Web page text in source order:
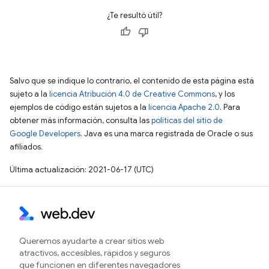
¿Te resultó útil?
Salvo que se indique lo contrario, el contenido de esta página está
sujeto a la licencia Atribución 4.0 de Creative Commons, y los
ejemplos de código están sujetos a la licencia Apache 2.0. Para
obtener más información, consulta laspolíticas del sitio de
Google Developers. Java es una marca registrada de Oracle o sus
afiliados.
Última actualización: 2021-06-17 (UTC)
Queremos ayudarte a crear sitios web
atractivos, accesibles, rápidos y seguros
que funcionen en diferentes navegadores